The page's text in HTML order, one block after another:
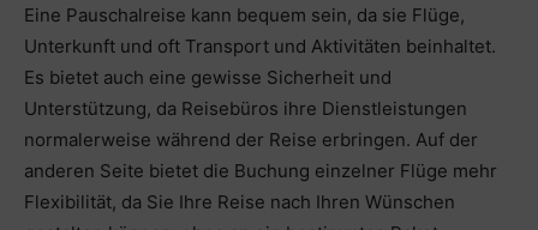
Eine Pauschalreise kann bequem sein, da sie Flüge,
Unterkunft und oft Transport und Aktivitäten beinhaltet.
Es bietet auch eine gewisse Sicherheit und
Unterstützung, da Reisebüros ihre Dienstleistungen
normalerweise während der Reise erbringen. Auf der
anderen Seite bietet die Buchung einzelner Flüge mehr
Flexibilität, da Sie Ihre Reise nach Ihren Wünschen